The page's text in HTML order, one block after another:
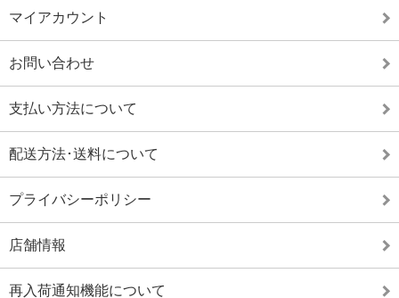
マイアカウント
お問い合わせ
支払い方法について
配送方法･送料について
プライバシーポリシー
店舗情報
再入荷通知機能について